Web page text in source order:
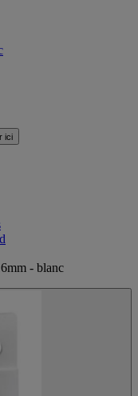
ici
- blanc